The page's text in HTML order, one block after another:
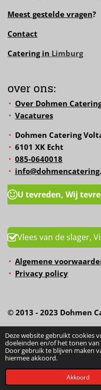
Deze website gebruikt cookies
doeleinden en/of het tonen
Door gebruik te blijven maken
hiermee akkoord.
Akkoord
Meest gestelde vragen?
Contact
Catering in Limburg
over ons:
Over Dohmen
Vacatures
Dohmen Catering
6101 XK Echt
085-0640018
U tevreden, Wij
Vlees van de slager,
Algemene
Privacy policy
© 2013 - 2023 Dohmen